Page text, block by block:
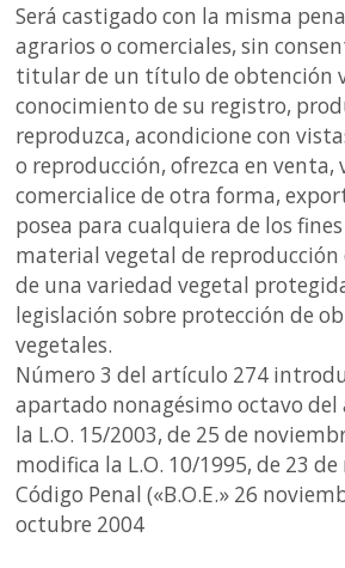
Será castigado con la misma
agrarios o comerciales, sin
titular de un título de obtención
conocimiento de su registro,
reproduzca, acondicione con
o reproducción, ofrezca en venta,
comercialice de otra forma,
posea para cualquiera de los
material vegetal de
de una variedad vegetal
legislación sobre protección de
vegetales.
Número 3 del artículo 274
apartado nonagésimo octavo
la L.O. 15/2003, de 25 de
modifica la L.O. 10/1995, de 23
Código Penal («B.O.E.» 26
octubre 2004